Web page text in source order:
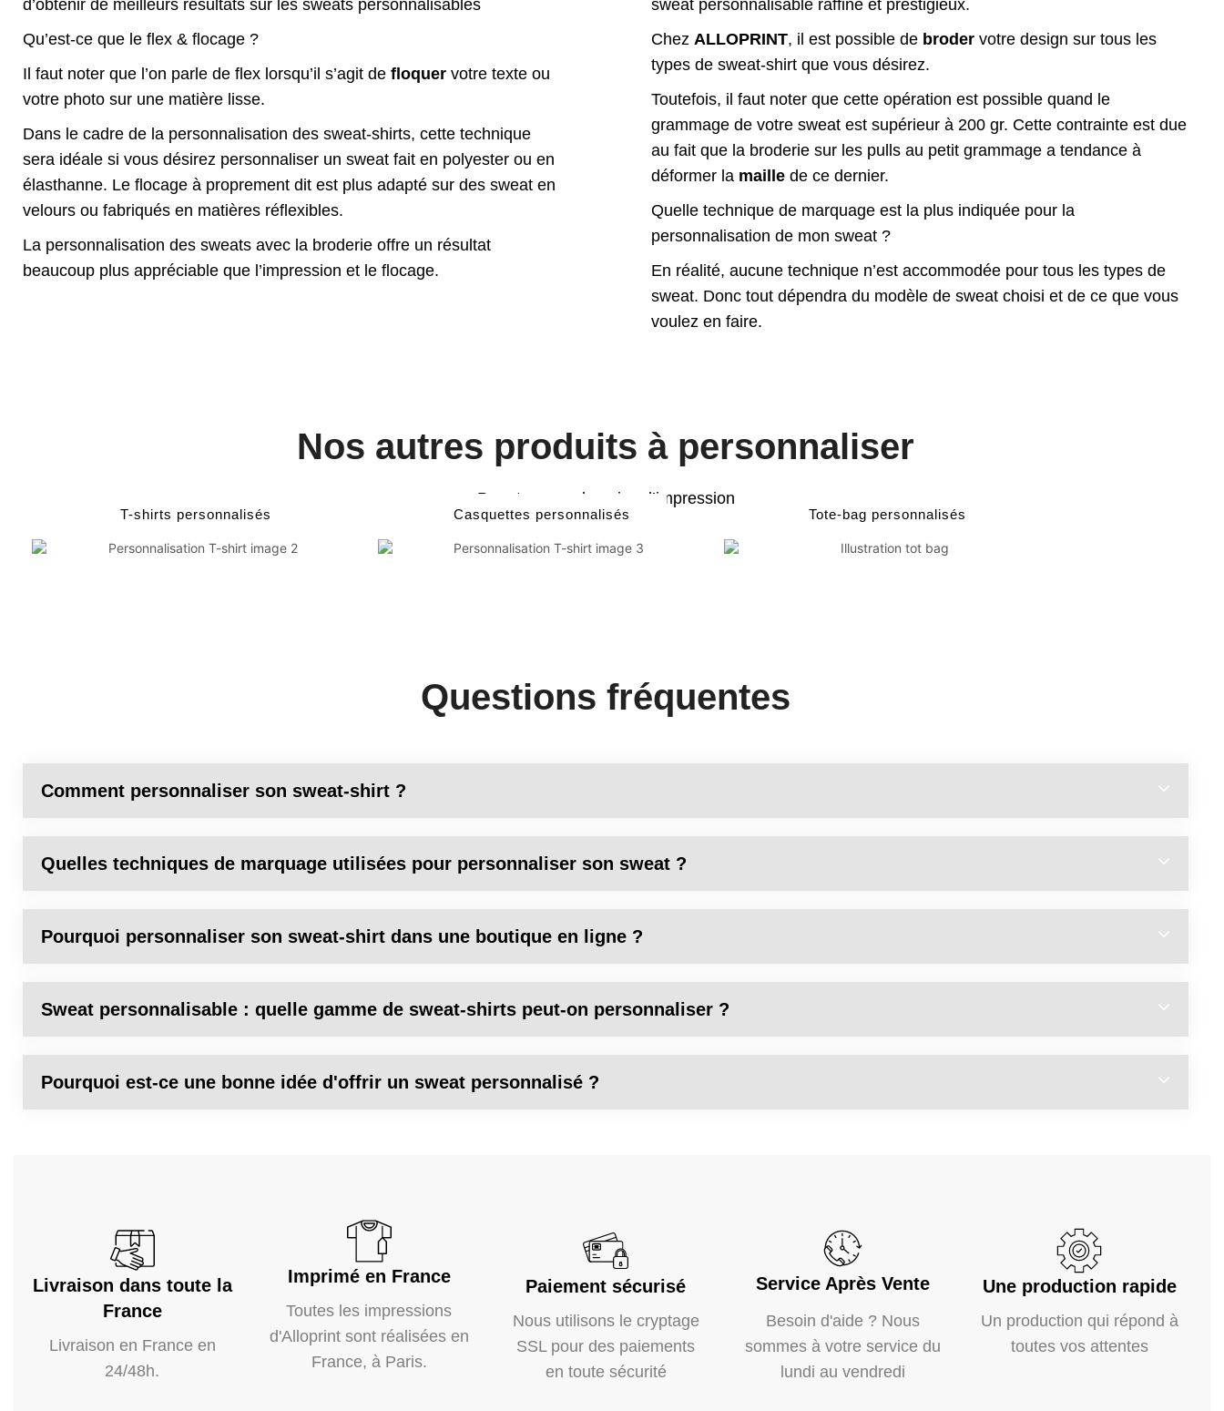
d’obtenir de meilleurs résultats sur les sweats personnalisables
Qu’est-ce que le flex & flocage ?
Il faut noter que l’on parle de flex lorsqu’il s’agit de floquer votre texte ou
votre photo sur une matière lisse.
Dans le cadre de la personnalisation des sweat-shirts, cette technique
sera idéale si vous désirez personnaliser un sweat fait en polyester ou en
élasthanne. Le flocage à proprement dit est plus adapté sur des sweat en
velours ou fabriqués en matières réflexibles.
La personnalisation des sweats avec la broderie offre un résultat
beaucoup plus appréciable que l’impression et le flocage.
sweat personnalisable raffiné et prestigieux.
Chez ALLOPRINT, il est possible de broder votre design sur tous les
types de sweat-shirt que vous désirez.
Toutefois, il faut noter que cette opération est possible quand le
grammage de votre sweat est supérieur à 200 gr. Cette contrainte est due
au fait que la broderie sur les pulls au petit grammage a tendance à
déformer la maille de ce dernier.
Quelle technique de marquage est la plus indiquée pour la
personnalisation de mon sweat ?
En réalité, aucune technique n’est accommodée pour tous les types de
sweat. Donc tout dépendra du modèle de sweat choisi et de ce que vous
voulez en faire.
Nos autres produits à personnaliser
Pour tous vos besoins d’impression
T-shirts personnalisés Casquettes personnalisés Tote-bag personnalisés
Questions fréquentes
Comment personnaliser son sweat-shirt ?
Quelles techniques de marquage utilisées pour personnaliser son sweat ?
Pourquoi personnaliser son sweat-shirt dans une boutique en ligne ?
Sweat personnalisable : quelle gamme de sweat-shirts peut-on personnaliser ?
Pourquoi est-ce une bonne idée d'offrir un sweat personnalisé ?
Livraison dans toute la
France
Livraison en France en
24/48h.
Imprimé en France
Toutes les impressions
d'Alloprint sont réalisées en
France, à Paris.
Paiement sécurisé
Nous utilisons le cryptage
SSL pour des paiements
en toute sécurité
Service Après Vente
Besoin d'aide ? Nous
sommes à votre service du
lundi au vendredi
Une production rapide
Un production qui répond à
toutes vos attentes